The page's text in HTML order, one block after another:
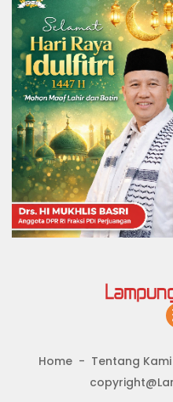
Home Tentang Kami